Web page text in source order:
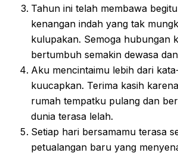
Tahun ini telah membawa
kenangan indah yang tak
kulupakan. Semoga hubungan
bertumbuh semakin dewasa
Aku mencintaimu lebih dari
kuucapkan. Terima kasih
rumah tempatku pulang dan
dunia terasa lelah.
Setiap hari bersamamu terasa
petualangan baru yang